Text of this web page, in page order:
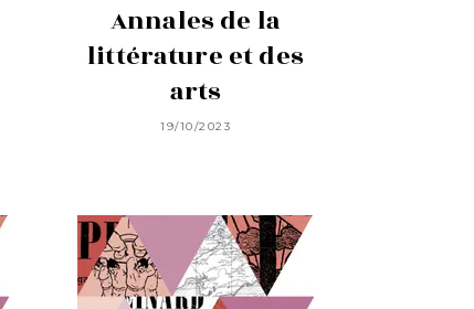
Annales de la
littérature et des
arts
19/10/2023